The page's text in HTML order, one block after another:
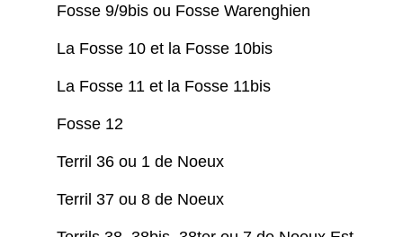
Fosse 9/9bis ou Fosse Warenghien
La Fosse 10 et la Fosse 10bis
La Fosse 11 et la Fosse 11bis
Fosse 12
Terril 36 ou 1 de Noeux
Terril 37 ou 8 de Noeux